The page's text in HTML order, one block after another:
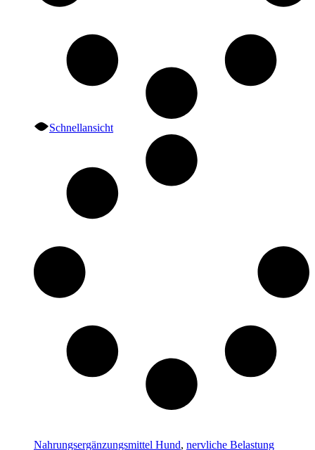
Schnellansicht
Nahrungsergänzungsmittel Hund, nervliche Belastung